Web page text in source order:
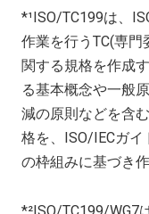
*¹ ISO/TC199は、
作業を行う TC(専門
関する規格を作成
る基本概念や一般
減の原則などを含
格を、
ISO/IECガイ
の枠組みに基づき